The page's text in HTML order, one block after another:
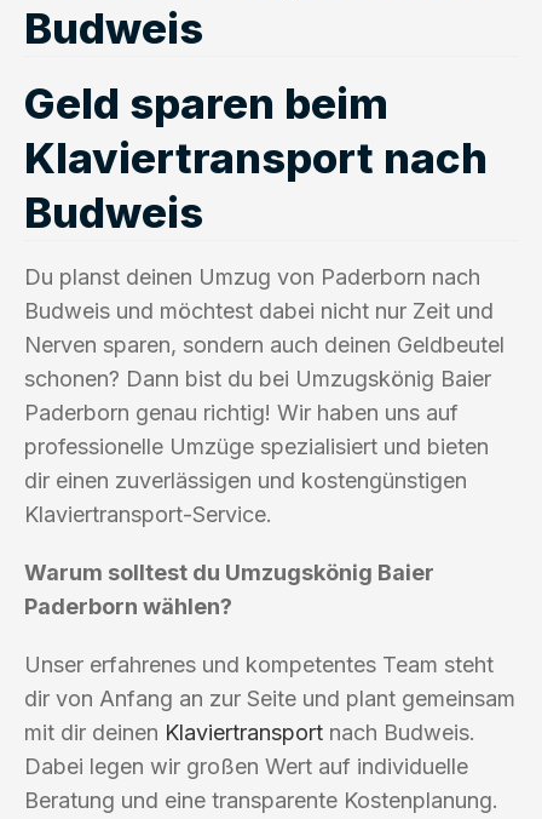
Budweis
Geld sparen beim
Klaviertransport nach
Budweis
Du planst deinen Umzug von Paderborn nach
Budweis und möchtest dabei nicht nur Zeit und
Nerven sparen, sondern auch deinen Geldbeutel
schonen? Dann bist du bei Umzugskönig Baier
Paderborn genau richtig! Wir haben uns auf
professionelle Umzüge spezialisiert und bieten
dir einen zuverlässigen und kostengünstigen
Klaviertransport-Service.
Warum solltest du Umzugskönig Baier
Paderborn wählen?
Unser erfahrenes und kompetentes Team steht
dir von Anfang an zur Seite und plant gemeinsam
mit dir deinen Klaviertransport nach Budweis.
Dabei legen wir großen Wert auf individuelle
Beratung und eine transparente Kostenplanung.